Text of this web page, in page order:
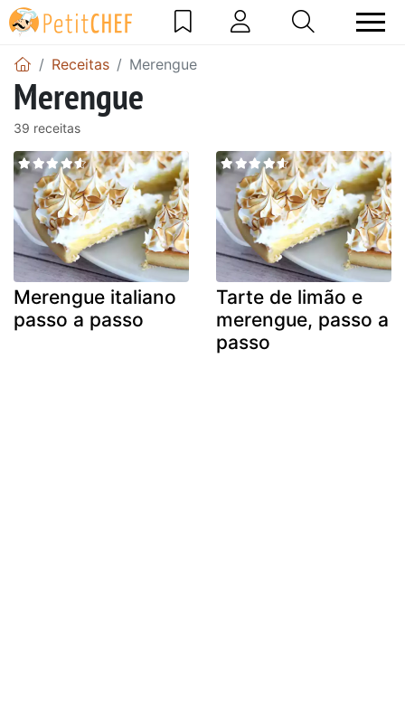
Receitas Merengue
Merengue
39 receitas
Merengue italiano
passo a passo
Tarte de limão e
merengue, passo a
passo